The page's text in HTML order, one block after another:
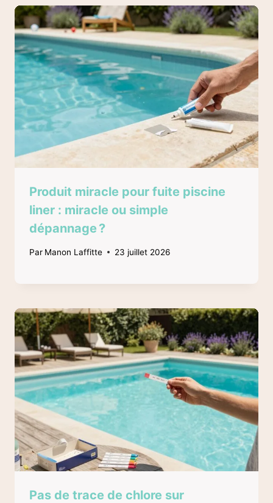
Produit miracle pour fuite piscine
liner : miracle ou simple
dépannage ?
Par Manon Laffitte 23 juillet 2026
Pas de trace de chlore sur